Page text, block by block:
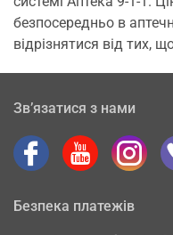
безпосередньо в
відрізнятися від тих,
Зв’язатися з нами
Безпека платежів